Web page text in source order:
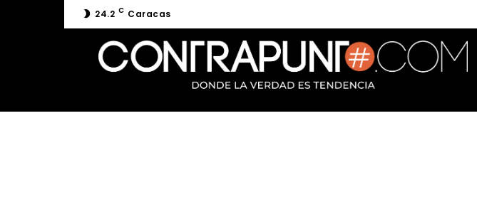
24.2 C Caracas